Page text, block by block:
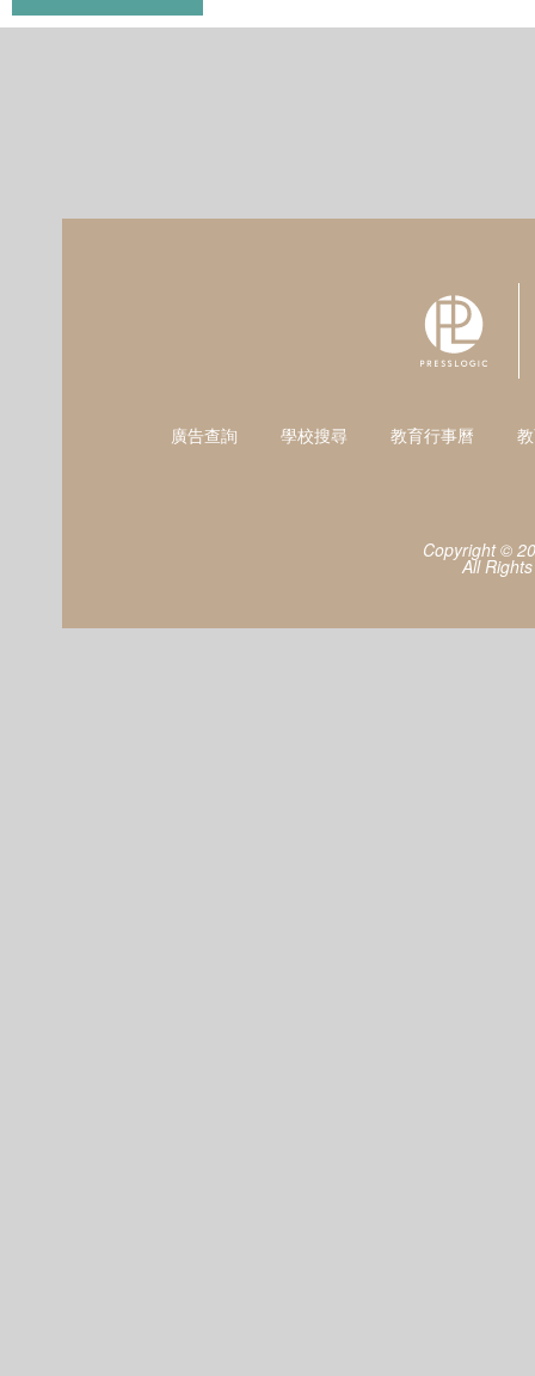
廣告查詢 學校搜尋 教育行事曆
Copyright ©
All